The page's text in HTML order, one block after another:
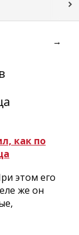
→
как по
этом его
же он